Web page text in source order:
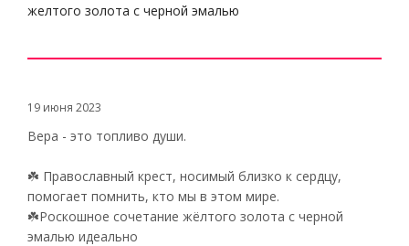
желтого золота с черной эмалью
19 июня 2023
Вера - это топливо души.
☘️ Православный крест, носимый близко к сердцу,
помогает помнить, кто мы в этом мире.
☘️Роскошное сочетание жёлтого золота с черной
эмалью идеально